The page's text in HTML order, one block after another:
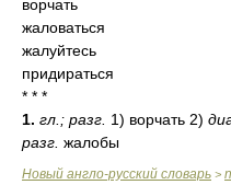
ворчать
жаловаться
жалуйтесь
придираться
* * *
1. гл.; разг. 1) ворчать 2)
разг. жалобы
Новый англо-русский словарь >